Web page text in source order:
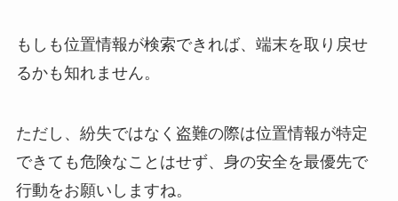
もしも位置情報が検索できれば、端末を取り戻せ
るかも知れません。
ただし、紛失ではなく盗難の際は位置情報が特定
できても危険なことはせず、身の安全を最優先で
行動をお願いしますね。